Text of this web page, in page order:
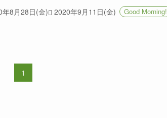
年8月28日(金) 2020年9月11日(金) Good Morning!
1